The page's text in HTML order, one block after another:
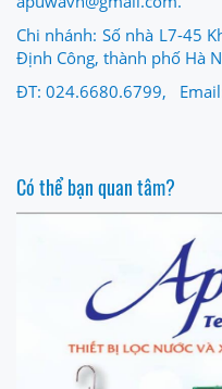
Chi nhánh: Số nhà L7-45
Định Công, thành phố Hà
ĐT: 024.6680.6799,
Có thể bạn quan tâm?